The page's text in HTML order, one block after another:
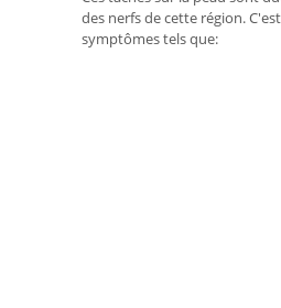
des nerfs de cette région.
symptômes tels que: